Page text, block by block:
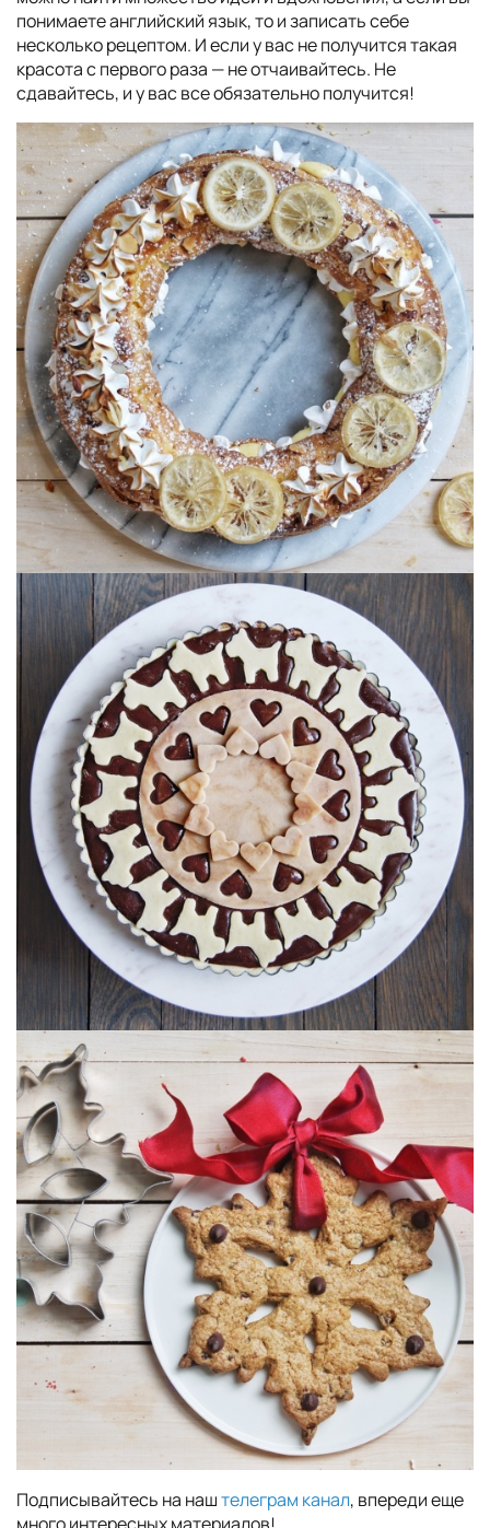
понимаете английский язык, то и записать себе
несколько рецептом. И если у вас не получится такая
красота с первого раза — не отчаивайтесь. Не
сдавайтесь, и у вас все обязательно получится!
Подписывайтесь на наштелеграм канал, впереди еще